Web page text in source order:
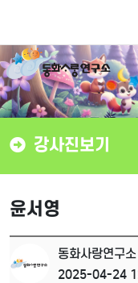
강사진보기
윤서영
동화사랑연구소
2025-04-24